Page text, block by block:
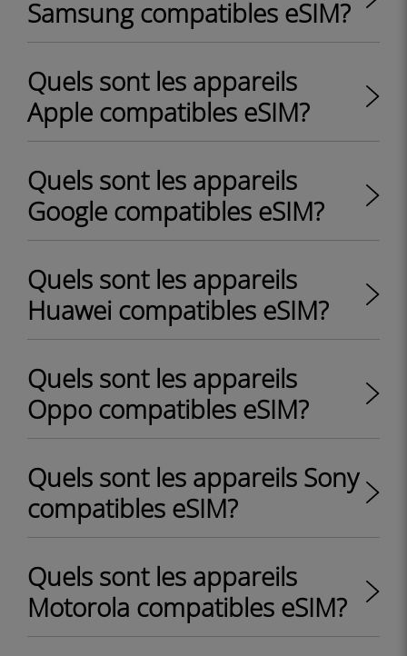
Samsung compatibles eSIM?
Quels sont les appareils
Apple compatibles eSIM?
Quels sont les appareils
Google compatibles eSIM?
Quels sont les appareils
Huawei compatibles eSIM?
Quels sont les appareils
Oppo compatibles eSIM?
Quels sont les appareils Sony
compatibles eSIM?
Quels sont les appareils
Motorola compatibles eSIM?